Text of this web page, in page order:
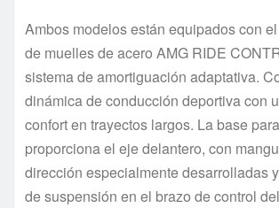
Ambos modelos están equipados con
de muelles de acero AMG RIDE
sistema de amortiguación adaptativa.
dinámica de conducción deportiva con
confort en trayectos largos. La base
proporciona el eje delantero, con
dirección especialmente desarrolladas
de suspensión en el brazo de control